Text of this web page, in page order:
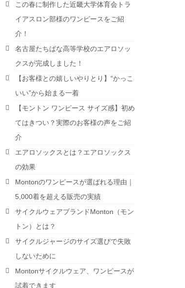
この春に制作した近畿大学体育会トラ
イアスロン部様のワンピースをご紹
介！
名古屋たちばな高等学校のエアロソッ
クスが完成しました！
【お客様との嬉しいやりとり】“かっこ
いい”から始まる一着
【モントン ワンピース サイズ感】初め
てはきつい？実際のお客様の声をご紹
介
エアロソックスとは？エアロソックス
の効果
Montonのワンピースが選ばれる理由｜
5,000着を超える販売の実績
サイクルウェアブランドMonton（モン
トン）とは？
サイクルジャージのサイズ選びで失敗
しないために
Montonサイクルウェア、ワンピースが
試着できます